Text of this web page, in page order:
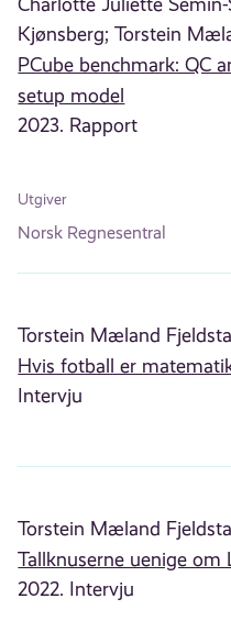
Charlotte Juliette Semin-
Kjønsberg; Torstein
PCube benchmark: QC
setup model
2023. Rapport
Utgiver
Norsk Regnesentral
Torstein Mæland
Hvis fotball er
Intervju
Torstein Mæland
Tallknuserne uenige om
2022. Intervju